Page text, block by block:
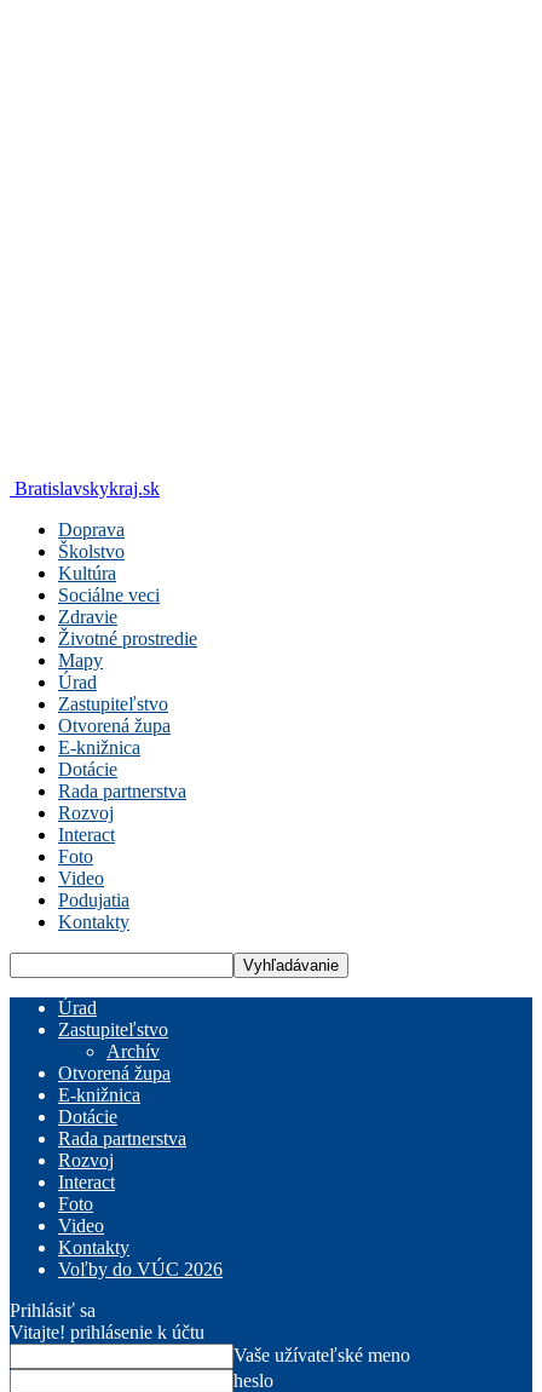
Bratislavskykraj.sk
Doprava
Školstvo
Kultúra
Sociálne veci
Zdravie
Životné prostredie
Mapy
Úrad
Zastupiteľstvo
Otvorená župa
E-knižnica
Dotácie
Rada partnerstva
Rozvoj
Interact
Foto
Video
Podujatia
Kontakty
Úrad
Zastupiteľstvo
Archív
Otvorená župa
E-knižnica
Dotácie
Rada partnerstva
Rozvoj
Interact
Foto
Video
Kontakty
Voľby do VÚC 2026
Prihlásiť sa
Vitajte! prihlásenie k účtu
Vaše užívateľské meno
heslo